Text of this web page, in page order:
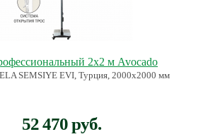
2х2 м Avocado
SEMSIYE EVI, Турция, 2000х2000 мм
52 470 руб.